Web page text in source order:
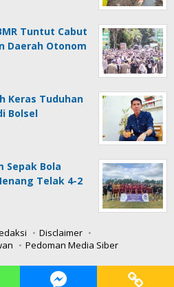
Tuntut Cabut
Daerah Otonom
Keras Tuduhan
Bolsel
Sepak Bola
Telak 4-2
Disclaimer
Pedoman Media Siber